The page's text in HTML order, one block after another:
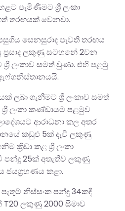
පැමිණීමට ශ්‍රී ලංකා
තරඟයක් වෙනවා.
සෙනසුරාද පැවති තරඟය
ලකුණු සටහනේ 2වන
ලංකාව සමත් වුණා. එහි පළමු
ලබා ගැනීමට ශ්‍රී ලංකාව සමත්
ලංකා කණ්ඩායම පළමුව
ආරාධනා කල අතර
කඩුළු 5ක් දැවී ලකුණු
ක්‍රීඩා කළ ශ්‍රී ලංකා
පන්දු 25ක් අතැතිව ලකුණු
ජයග්‍රහණය කළා.
නිස්සංක පන්දු 34කදී
ලකුණු 2000 සීමාව